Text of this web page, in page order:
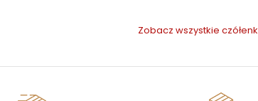
Zobacz wszystkie